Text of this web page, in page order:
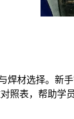
焊材选择。新
照表，帮助学